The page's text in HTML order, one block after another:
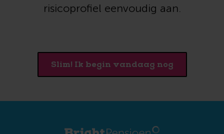
risicoprofiel eenvoudig aan.
Slim! Ik begin vandaag nog